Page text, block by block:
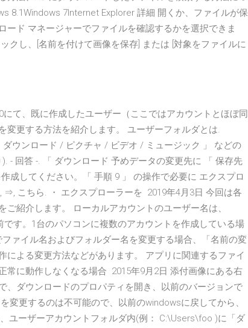
8.1Windows 7Internet Explorer 詳細 開くか、ファイルが保
ド マネージャーでファイルを確認するかを選択できま
クし、[名前を付けて画像を保存] または [対象をファイルに
て、既に作成したユーザー（ここではアカウントとほぼ同
変更する方法を紹介します。 ユーザーフォルダとは.
ウンロード / ピクチャ / ビデオ / ミュージック 」 などの
- 回答 -. 「 ダウンロード 予めデータの変更先に 「 保存先
成してください。「 手順 9 」 の操作で必要に エクスプロ
⇒, こちら. ・ エクスプローラーを 2019年4月3日 今回は各
紹介します。 ローカルアカウントのユーザー名は、
す。1台のパソコンに複数のアカウントを作成している場
ァイル名およびフォルダー名を変更する場合、「名前の変
による変更方法などがあります。 アプリに関連するファイ
常に動作しなくなる場合 2015年9月2日 添付画像にある右
、ダウンロードのプロパティを開き、以前のバージョンで
変更するのは不可能ので、以前のwindowsに戻してから、
ユーザーアカウントフォルダ内(例： C:\Users\foo )に「ダ